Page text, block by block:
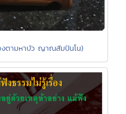
งตามหาบัว ญาณสัมปันโน)